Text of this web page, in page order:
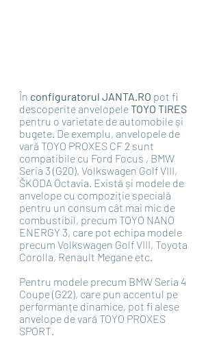
În configuratorul JANTA.RO pot fi
descoperite anvelopele TOYO TIRES
pentru o varietate de automobile și
bugete. De exemplu, anvelopele de
vară TOYO PROXES CF 2 sunt
compatibile cu Ford Focus , BMW
Seria 3 (G20), Volkswagen Golf VIII,
ŠKODA Octavia. Există și modele de
anvelope cu compoziție specială
pentru un consum cât mai mic de
combustibil, precum TOYO NANO
ENERGY 3, care pot echipa modele
precum Volkswagen Golf VIII, Toyota
Corolla, Renault Megane etc.
Pentru modele precum BMW Seria 4
Coupe (G22), care pun accentul pe
performanțe dinamice, pot fi alese
anvelope de vară TOYO PROXES
SPORT.